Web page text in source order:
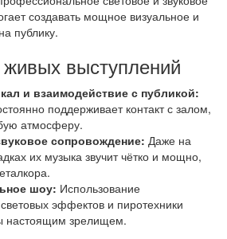
создавать мощное визуальное и
публику.
выступлений
и взаимодействие с публикой:
поддерживает контакт с залом,
атмосферу.
сопровождение: Даже на
их музыка звучит чётко и мощно,
шоу: Использование
эффектов и пиротехники
настоящим зрелищем.